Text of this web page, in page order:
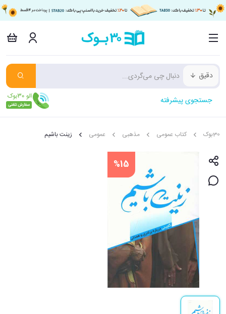
دقیق
جستجوی پیشرفته
30بوک کتاب عمومی مذهبی عمومی زینت باشیم
%15